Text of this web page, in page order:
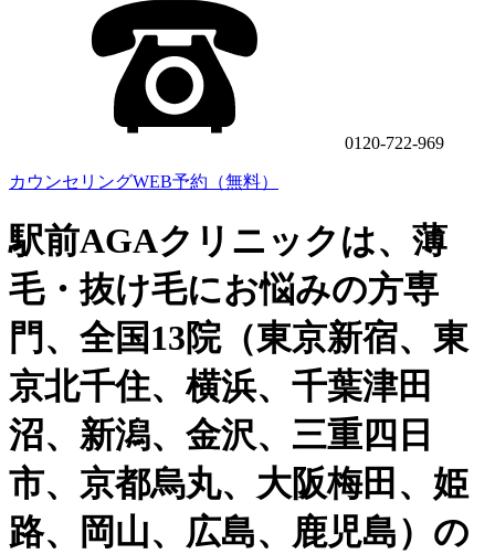
0120-722-969
カウンセリングWEB予約（無料）
駅前AGAクリニックは、薄
毛・抜け毛にお悩みの方専
門、全国13院（東京新宿、東
京北千住、横浜、千葉津田
沼、新潟、金沢、三重四日
市、京都烏丸、大阪梅田、姫
路、岡山、広島、鹿児島）の